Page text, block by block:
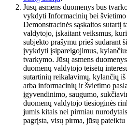
Jūsų asmens duomenys bus
vykdyti Informacinių bei švietimo
Demonstracinės sąskaitos sutartį
valdytojo, įskaitant veiksmus,
subjekto prašymu prieš sudarant
įvykdyti įsipareigojimus,
tvarkymo. Jūsų asmens
duomenų valdytojo teisėtų
sutartinių reikalavimų, kylančių iš
arba informacinių ir švietimo
įgyvendinimo, saugumo,
duomenų valdytojo tiesioginės
jumis kitais nei pirmiau
pagrįsta, visų pirma, jūsų